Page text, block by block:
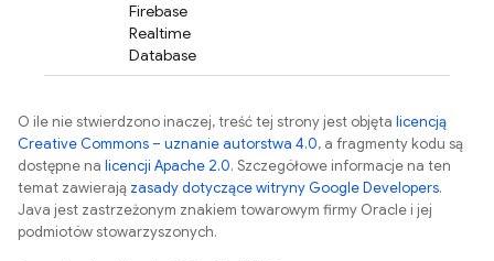
Firebase
Realtime
Database
O ile nie stwierdzono inaczej, treść tej strony jest objęta licencją
Creative Commons – uznanie autorstwa 4.0, a fragmenty kodu są
dostępne na licencji Apache 2.0. Szczegółowe informacje na ten
temat zawierają zasady dotyczące witryny Google Developers.
Java jest zastrzeżonym znakiem towarowym firmy Oracle i jej
podmiotów stowarzyszonych.